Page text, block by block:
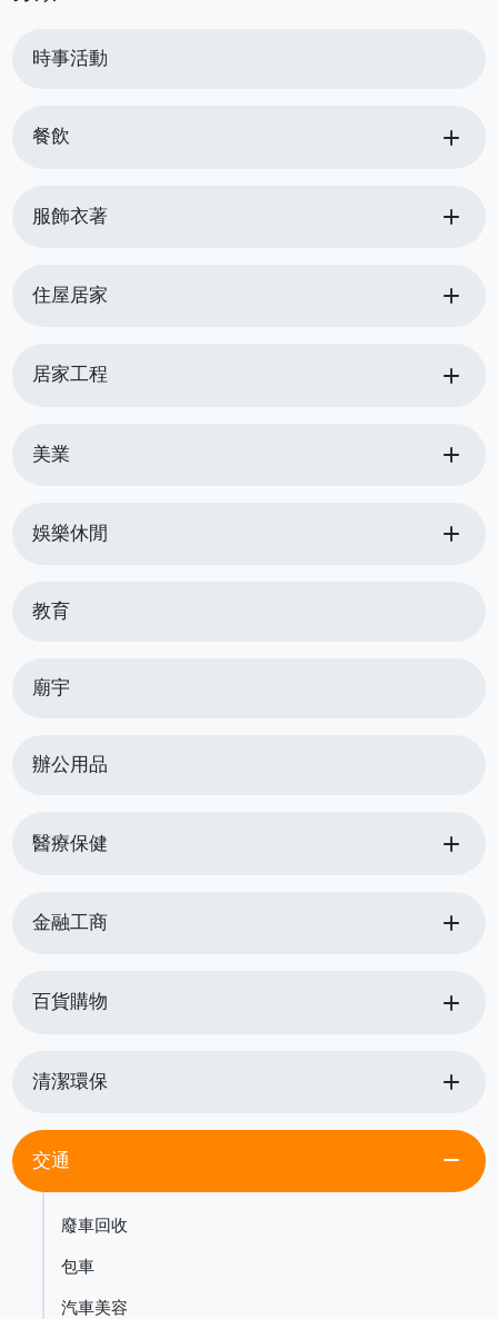
時事活動
餐飲 add
服飾衣著 add
住屋居家 add
居家工程 add
美業 add
娛樂休閒 add
教育
廟宇
辦公用品
醫療保健 add
金融工商 add
百貨購物 add
清潔環保 add
交通 remove
廢車回收
包車
汽車美容